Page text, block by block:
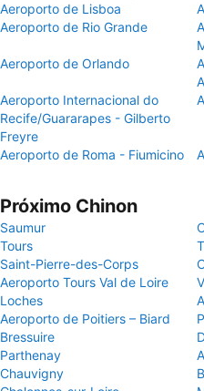
Aeroporto de Lisboa
Aeroporto de Rio Grande
Aeroporto de Orlando
Aeroporto Internacional do
Recife/Guararapes - Gilberto
Freyre
Aeroporto de Roma - Fiumicino
Próximo Chinon
Saumur
Tours
Saint-Pierre-des-Corps
Aeroporto Tours Val de Loire
Loches
Aeroporto de Poitiers – Biard
Bressuire
Parthenay
Chauvigny